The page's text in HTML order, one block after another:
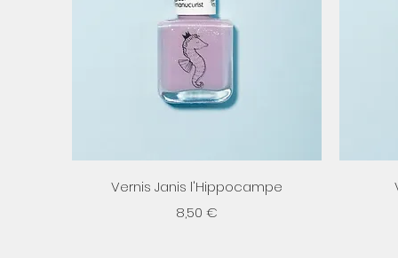
Aperçu rapide
Vernis Janis l'Hippocampe
Prix
8,50 €